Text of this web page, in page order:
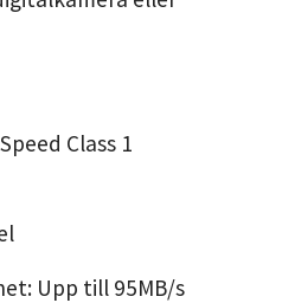
Class 1
Upp till 95MB/s